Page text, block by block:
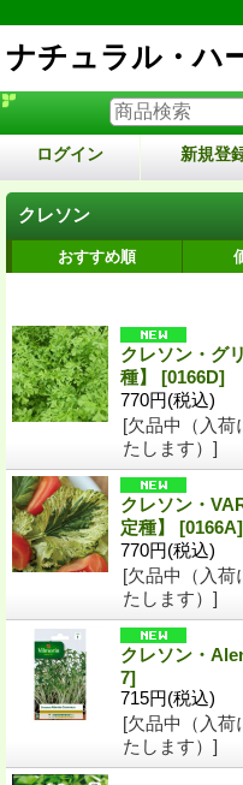
ナチュラル・ハ
ログイン 新規登
クレソン
おすすめ順
クレソン・グ
種】 [0166D]
770円(税込)
[欠品中（入荷
たします）]
クレソン・
定種】 [0166A]
770円(税込)
[欠品中（入荷
たします）]
クレソン・
7]
715円(税込)
[欠品中（入荷
たします）]